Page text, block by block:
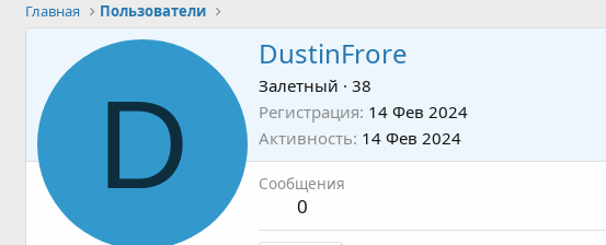
Главная
Пользователи
D
DustinFrore
Залетный · 38
Регистрация 14 Фев 2024
Активность 14 Фев 2024
Сообщения
0